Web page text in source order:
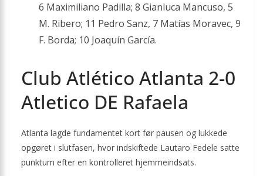
6 Maximiliano Padilla; 8 Gianluca Mancuso, 5
M. Ribero; 11 Pedro Sanz, 7 Matías Moravec, 9
F. Borda; 10 Joaquín García.
Club Atlético Atlanta 2-0
Atletico DE Rafaela
Atlanta lagde fundamentet kort før pausen og lukkede
opgøret i slutfasen, hvor indskiftede Lautaro Fedele satte
punktum efter en kontrolleret hjemmeindsats.